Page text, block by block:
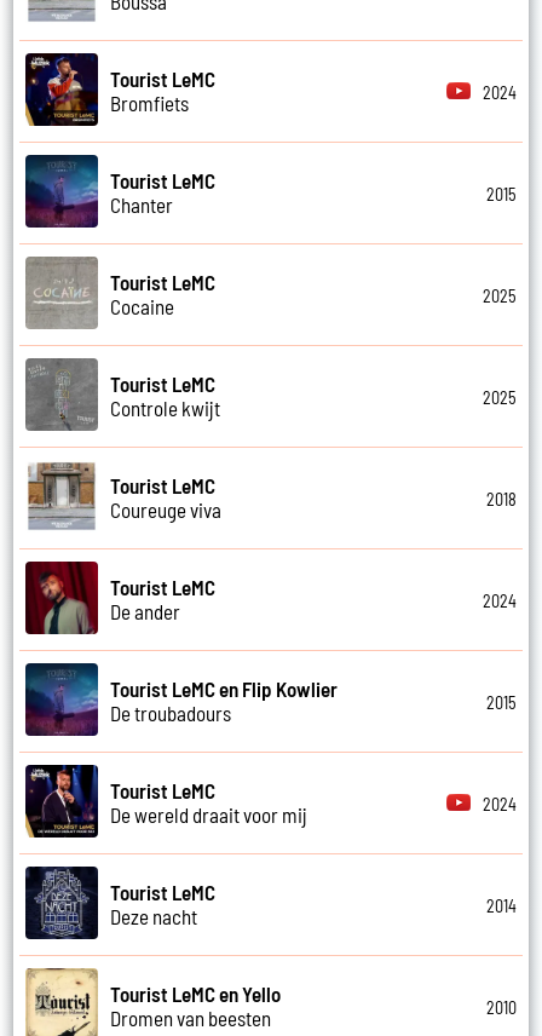
Tourist LeMC
Bromfiets
2024
Tourist LeMC
Chanter
2015
Tourist LeMC
Cocaine
2025
Tourist LeMC
Controle kwijt
2025
Tourist LeMC
Coureuge viva
2018
Tourist LeMC
De ander
2024
Tourist LeMC en Flip Kowlier
De troubadours
2015
Tourist LeMC
De wereld draait voor mij
2024
Tourist LeMC
Deze nacht
2014
Tourist LeMC en Yello
Dromen van beesten
2010